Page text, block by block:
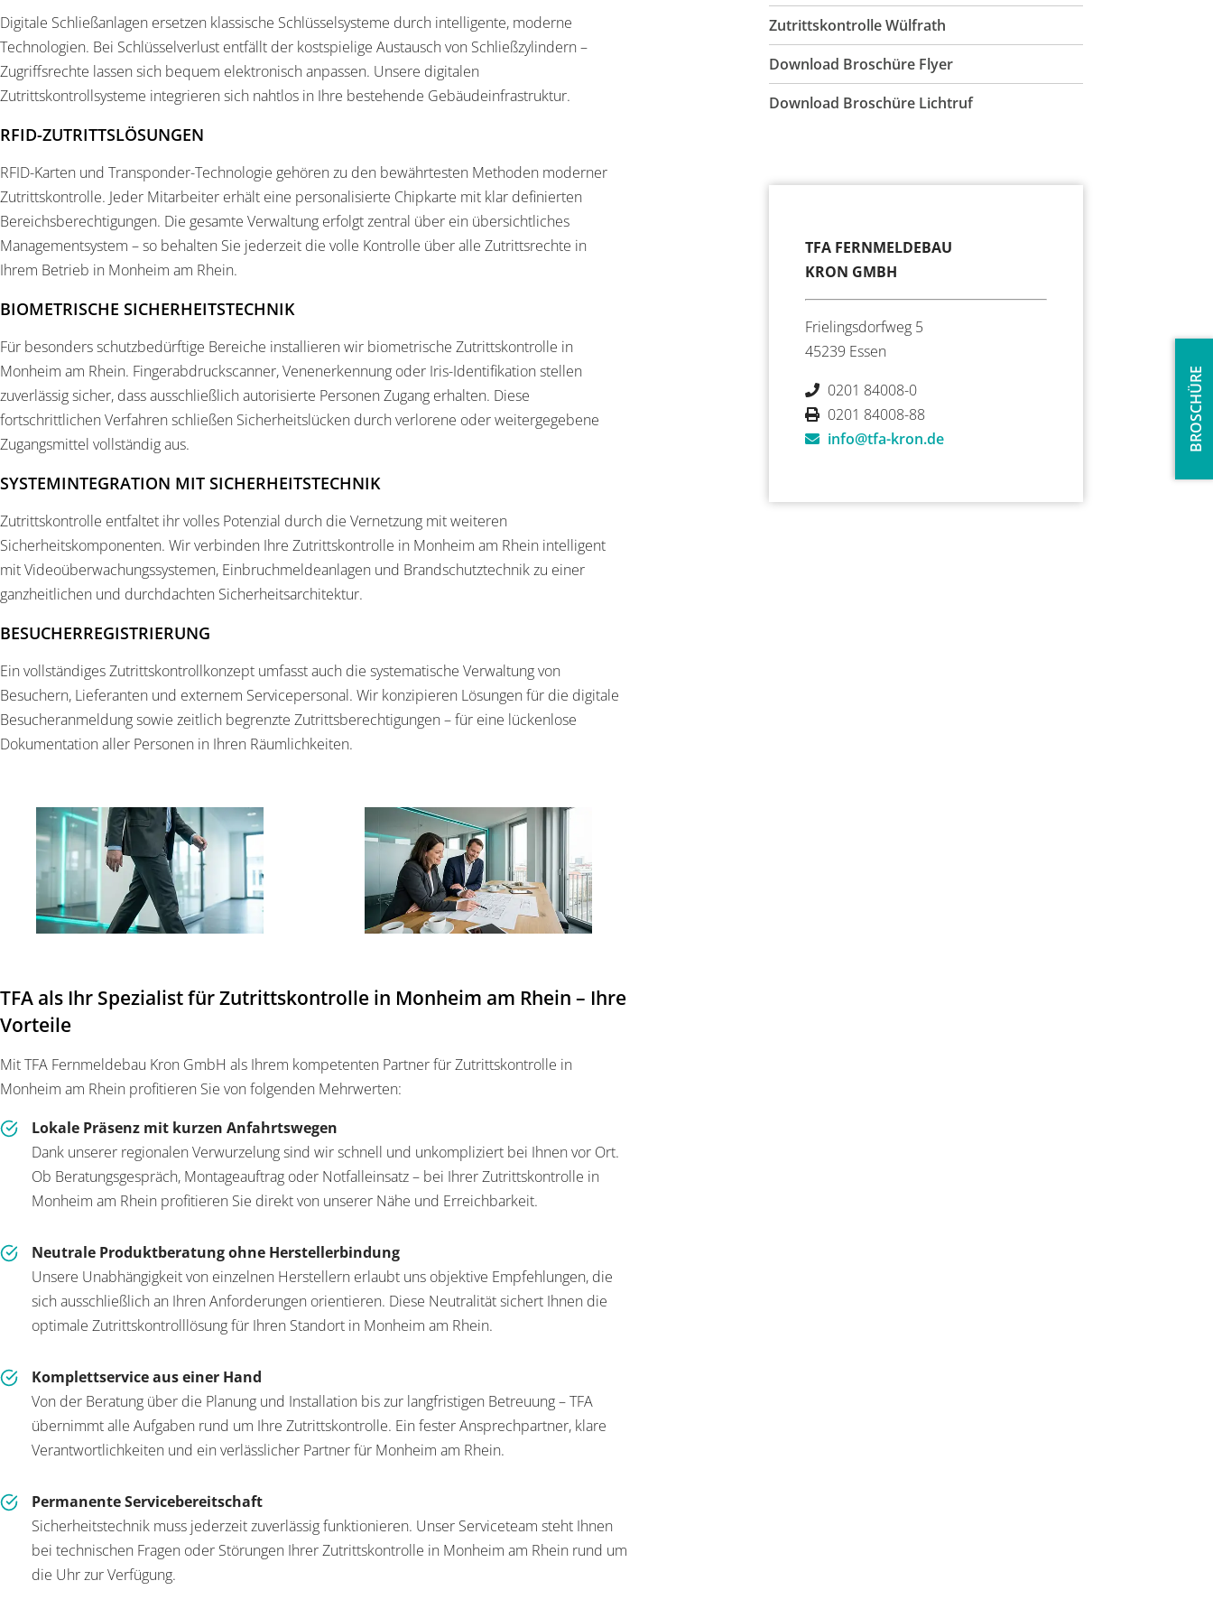
BROSCHÜRE
Digitale Schließanlagen ersetzen klassische Schlüsselsysteme durch intelligente, moderne
Technologien. Bei Schlüsselverlust entfällt der kostspielige Austausch von Schließzylindern –
Zugriffsrechte lassen sich bequem elektronisch anpassen. Unsere digitalen
Zutrittskontrollsysteme integrieren sich nahtlos in Ihre bestehende Gebäudeinfrastruktur.
RFID-ZUTRITTSLÖSUNGEN
RFID-Karten und Transponder-Technologie gehören zu den bewährtesten Methoden moderner
Zutrittskontrolle. Jeder Mitarbeiter erhält eine personalisierte Chipkarte mit klar definierten
Bereichsberechtigungen. Die gesamte Verwaltung erfolgt zentral über ein übersichtliches
Managementsystem – so behalten Sie jederzeit die volle Kontrolle über alle Zutrittsrechte in
Ihrem Betrieb in Monheim am Rhein.
BIOMETRISCHE SICHERHEITSTECHNIK
Für besonders schutzbedürftige Bereiche installieren wir biometrische Zutrittskontrolle in
Monheim am Rhein. Fingerabdruckscanner, Venenerkennung oder Iris-Identifikation stellen
zuverlässig sicher, dass ausschließlich autorisierte Personen Zugang erhalten. Diese
fortschrittlichen Verfahren schließen Sicherheitslücken durch verlorene oder weitergegebene
Zugangsmittel vollständig aus.
SYSTEMINTEGRATION MIT SICHERHEITSTECHNIK
Zutrittskontrolle entfaltet ihr volles Potenzial durch die Vernetzung mit weiteren
Sicherheitskomponenten. Wir verbinden Ihre Zutrittskontrolle in Monheim am Rhein intelligent
mit Videoüberwachungssystemen, Einbruchmeldeanlagen und Brandschutztechnik zu einer
ganzheitlichen und durchdachten Sicherheitsarchitektur.
BESUCHERREGISTRIERUNG
Ein vollständiges Zutrittskontrollkonzept umfasst auch die systematische Verwaltung von
Besuchern, Lieferanten und externem Servicepersonal. Wir konzipieren Lösungen für die digitale
Besucheranmeldung sowie zeitlich begrenzte Zutrittsberechtigungen – für eine lückenlose
Dokumentation aller Personen in Ihren Räumlichkeiten.
TFA als Ihr Spezialist für Zutrittskontrolle in Monheim am Rhein – Ihre
Vorteile
Mit TFA Fernmeldebau Kron GmbH als Ihrem kompetenten Partner für Zutrittskontrolle in
Monheim am Rhein profitieren Sie von folgenden Mehrwerten:
Lokale Präsenz mit kurzen Anfahrtswegen
Dank unserer regionalen Verwurzelung sind wir schnell und unkompliziert bei Ihnen vor Ort.
Ob Beratungsgespräch, Montageauftrag oder Notfalleinsatz – bei Ihrer Zutrittskontrolle in
Monheim am Rhein profitieren Sie direkt von unserer Nähe und Erreichbarkeit.
Neutrale Produktberatung ohne Herstellerbindung
Unsere Unabhängigkeit von einzelnen Herstellern erlaubt uns objektive Empfehlungen, die
sich ausschließlich an Ihren Anforderungen orientieren. Diese Neutralität sichert Ihnen die
optimale Zutrittskontrolllösung für Ihren Standort in Monheim am Rhein.
Komplettservice aus einer Hand
Von der Beratung über die Planung und Installation bis zur langfristigen Betreuung – TFA
übernimmt alle Aufgaben rund um Ihre Zutrittskontrolle. Ein fester Ansprechpartner, klare
Verantwortlichkeiten und ein verlässlicher Partner für Monheim am Rhein.
Permanente Servicebereitschaft
Sicherheitstechnik muss jederzeit zuverlässig funktionieren. Unser Serviceteam steht Ihnen
bei technischen Fragen oder Störungen Ihrer Zutrittskontrolle in Monheim am Rhein rund um
die Uhr zur Verfügung.
Zutrittskontrolle Wülfrath
Download Broschüre Flyer
Download Broschüre Lichtruf
TFA FERNMELDEBAU
KRON GMBH
Frielingsdorfweg 5
45239 Essen
0201 84008-0
0201 84008-88
info@tfa-kron.de